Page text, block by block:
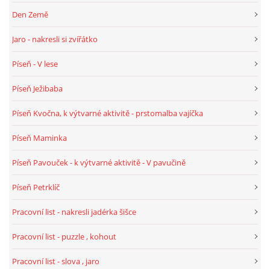
BÁSNĚ K TÉMATU JARO
PÍSNĚ K TÉMATU LÉTO
POHYBOVÉ AKTIVITY NA TÉMA LÉTO
Den Země
Jaro - nakresli si zvířátko
Píseň - V lese
Píseň Ježibaba
Píseň Kvočna, k výtvarné aktivitě - prstomalba vajíčka
Píseň Maminka
Píseň Pavouček - k výtvarné aktivitě - V pavučině
Píseň Petrklíč
Pracovní list - nakresli jadérka šišce
Pracovní list - puzzle , kohout
Pracovní list - slova , jaro